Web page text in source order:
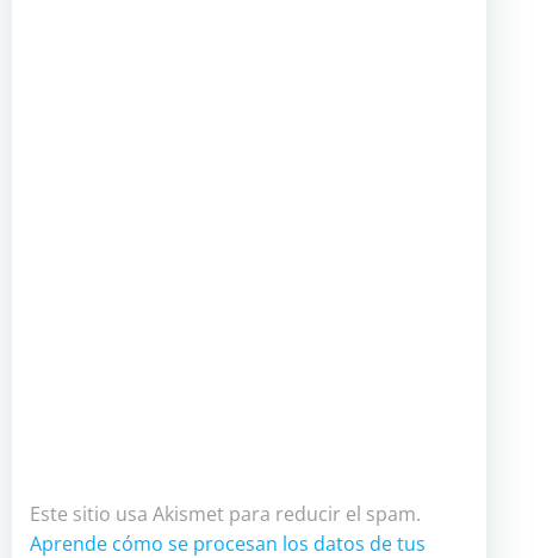
Este sitio usa Akismet para reducir el spam.
Aprende cómo se procesan los datos de tus